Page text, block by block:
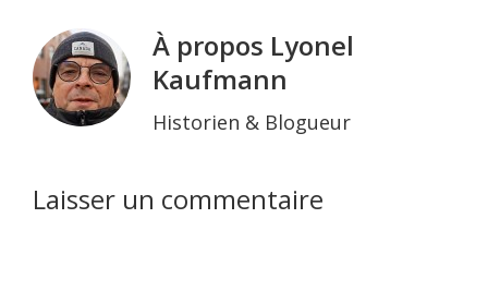
À propos Lyonel
Kaufmann
Historien & Blogueur
Interactions
Laisser un commentaire